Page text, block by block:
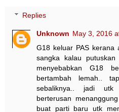
Replies
Unknown May 3, 2016
G18 keluar PAS
sangka kalau
menyebabkan G18
bertambah lemah..
sebaliknya.. jadi utk
berterusan
buat parti baru utk